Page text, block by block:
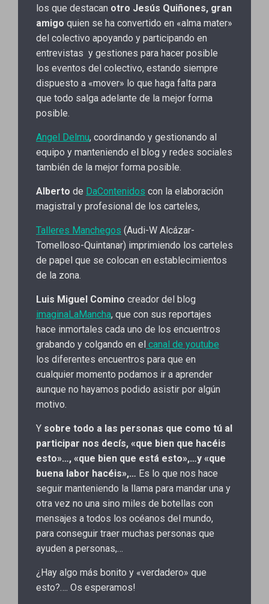
los que destacan otro Jesús Quiñones, gran
amigo quien se ha convertido en «alma mater»
del colectivo apoyando y participando en
entrevistas y gestiones para hacer posible
los eventos del colectivo, estando siempre
dispuesto a «mover» lo que haga falta para
que todo salga adelante de la mejor forma
posible.
Angel Delmu, coordinando y gestionando al
equipo y manteniendo el blog y redes sociales
también de la mejor forma posible.
Alberto de DaContenidos con la elaboración
magistral y profesional de los carteles,
Talleres Manchegos (Audi-W Alcázar-
Tomelloso-Quintanar) imprimiendo los carteles
de papel que se colocan en establecimientos
de la zona.
Luis Miguel Comino creador del blog
imaginaLaMancha, que con sus reportajes
hace inmortales cada uno de los encuentros
grabando y colgando en el canal de youtube
los diferentes encuentros para que en
cualquier momento podamos ir a aprender
aunque no hayamos podido asistir por algún
motivo.
Y sobre todo a las personas que como tú al
participar nos decís, «que bien que hacéis
esto»…, «que bien que está esto»,…y «que
buena labor hacéis»,… Es lo que nos hace
seguir manteniendo la llama para mandar una y
otra vez no una sino miles de botellas con
mensajes a todos los océanos del mundo,
para conseguir traer muchas personas que
ayuden a personas,…
¿Hay algo más bonito y «verdadero» que
esto?…. Os esperamos!